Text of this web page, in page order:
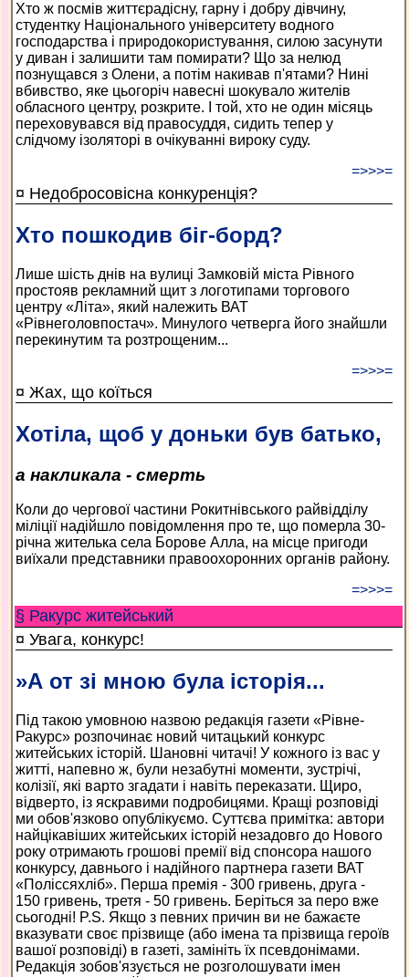
Хто ж посмів життєрадісну, гарну і добру дівчину,
студентку Національного університету водного
господарства і природокористування, силою засунути
у диван і залишити там помирати? Що за нелюд
познущався з Олени, а потім накивав п'ятами? Нині
вбивство, яке цьогоріч навесні шокувало жителів
обласного центру, розкрите. І той, хто не один місяць
переховувався від правосуддя, сидить тепер у
слідчому ізоляторі в очікуванні вироку суду.
=>>>=
¤ Недобросовісна конкуренція?
Хто пошкодив біг-борд?
Лише шість днів на вулиці Замковій міста Рівного
простояв рекламний щит з логотипами торгового
центру «Літа», який належить ВАТ
«Рівнеголовпостач». Минулого четверга його знайшли
перекинутим та розтрощеним...
=>>>=
¤ Жах, що коїться
Хотіла, щоб у доньки був батько,
а накликала - смерть
Коли до чергової частини Рокитнівського райвідділу
міліції надійшло повідомлення про те, що померла 30-
річна жителька села Борове Алла, на місце пригоди
виїхали представники правоохоронних органів району.
=>>>=
§ Ракурс житейський
¤ Увага, конкурс!
»А от зі мною була історія...
Під такою умовною назвою редакція газети «Рівне-
Ракурс» розпочинає новий читацький конкурс
житейських історій. Шановні читачі! У кожного із вас у
житті, напевно ж, були незабутні моменти, зустрічі,
колізії, які варто згадати і навіть переказати. Щиро,
відверто, із яскравими подробицями. Кращі розповіді
ми обов'язково опублікуємо. Суттєва примітка: автори
найцікавіших житейських історій незадовго до Нового
року отримають грошові премії від спонсора нашого
конкурсу, давнього і надійного партнера газети ВАТ
«Поліссяхліб». Перша премія - 300 гривень, друга -
150 гривень, третя - 50 гривень. Беріться за перо вже
сьогодні! P.S. Якщо з певних причин ви не бажаєте
вказувати своє прізвище (або імена та прізвища героїв
вашої розповіді) в газеті, замініть їх псевдонімами.
Редакція зобов'язується не розголошувати імен